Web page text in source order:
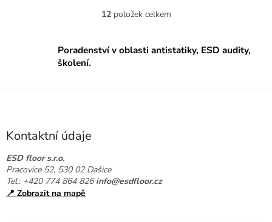
O
á
c
ý
12položek celkem
Poradenství v oblasti antistatiky, ESD audity,
školení.
Z
Kontaktní údaje
ESD floor s.r.o.
Pracovice 52, 530 02 Dašice
Tel.: +420 774 864 826info@esdfloor.cz
📍 Zobrazit na mapě